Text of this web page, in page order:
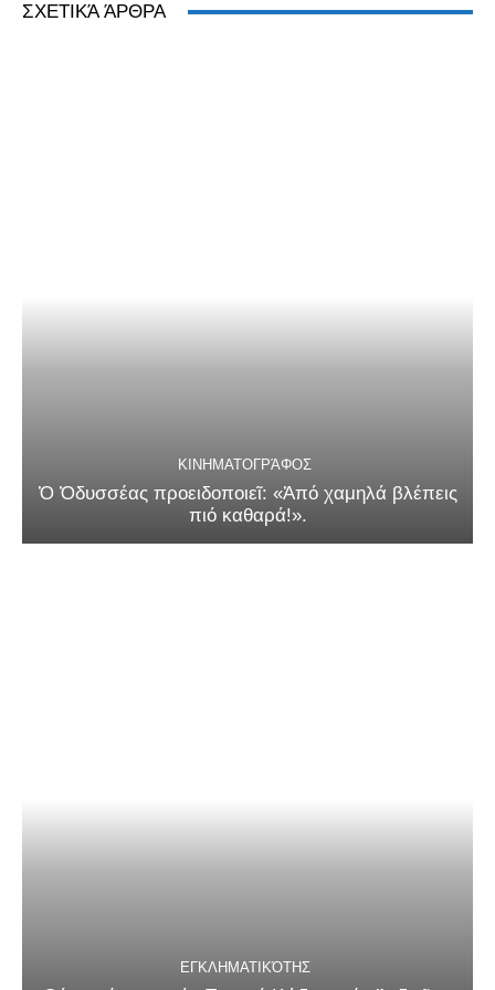
ΣΧΕΤΙΚΆ ΆΡΘΡΑ
ΚΙΝΗΜΑΤΟΓΡΆΦΟΣ
Ὁ Ὀδυσσέας προειδοποιεῖ: «Ἀπό χαμηλά βλέπεις
πιό καθαρά!».
ΕΓΚΛΗΜΑΤΙΚΌΤΗΣ